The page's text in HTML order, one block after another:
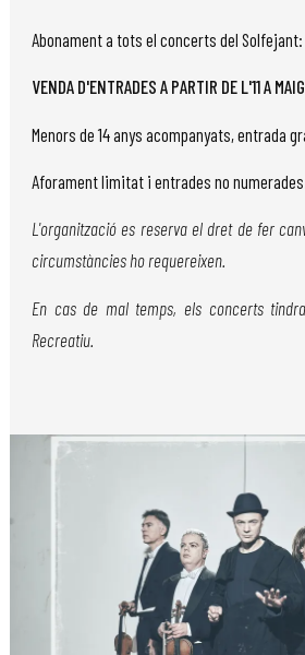
Abonament a tots el concerts del Solfejant:
VENDA D'ENTRADES A PARTIR DE L'11 A
Menors de 14 anys acompanyats, entrada
Aforament limitat i entrades no numerades.
L'organització es reserva el dret de fer
circumstàncies ho requereixen.
En cas de mal temps, els concerts
Recreatiu.